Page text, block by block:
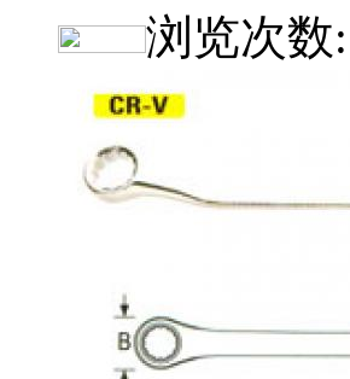
浏览次数: